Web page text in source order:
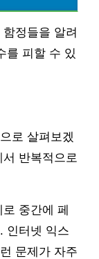
정들을 알려
를 피할 수 있
로 살펴보겠
반복적으로
중간에 페
인터넷 익스
문제가 자주